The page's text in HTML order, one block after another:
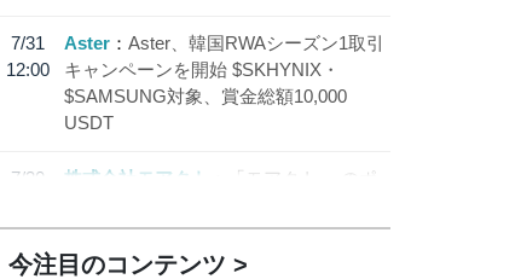
7/31
12:00
Aster
Aster、韓国RWAシーズン1取引
キャンペーンを開始 $SKHYNIX・
$SAMSUNG対象、賞金総額10,000
USDT
7/30
株式会社モアクト
「モアクト」 のポ
「 JPYC」を追加
今注目のコンテンツ